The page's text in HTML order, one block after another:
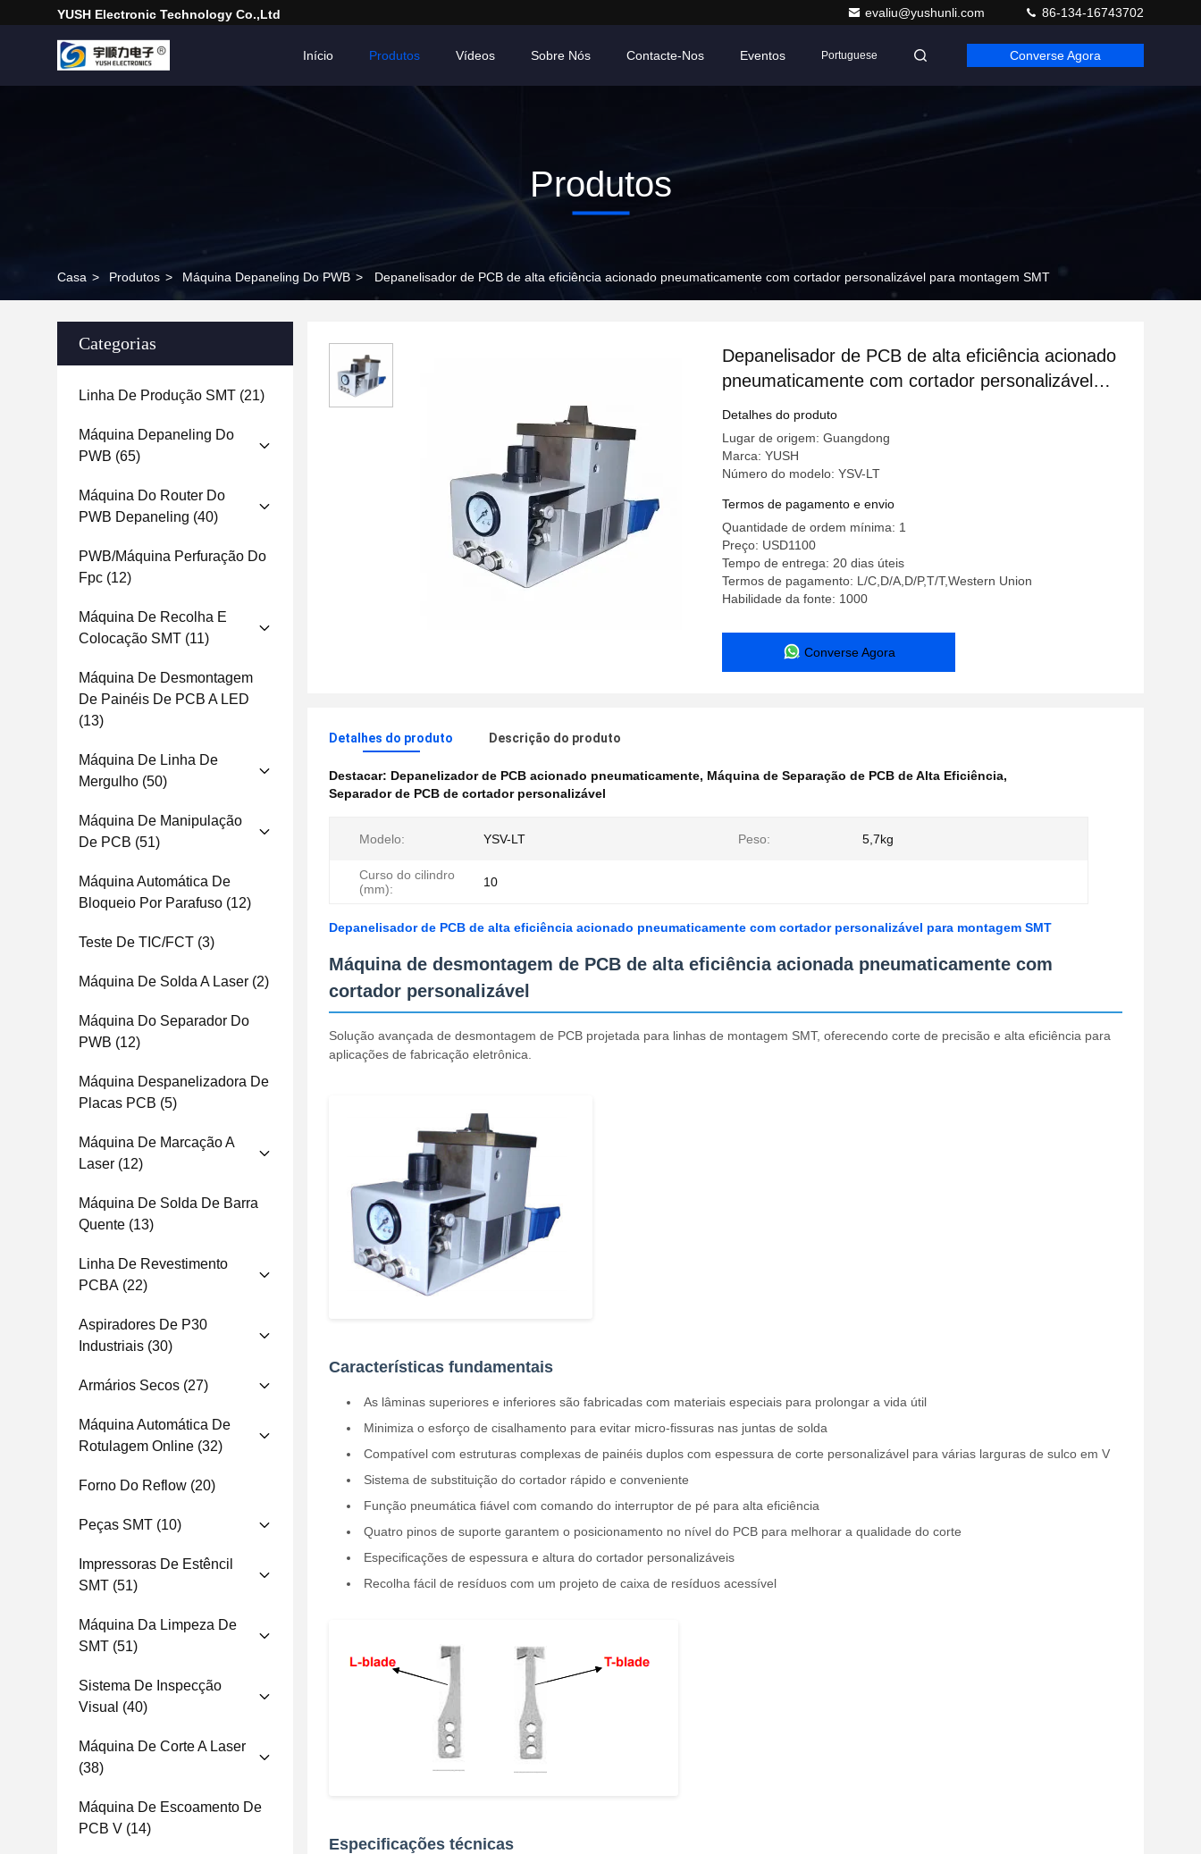
YUSH Electronic Technology Co.,Ltd evaliu@yushunli.com 86-134-16743702
Início Produtos Vídeos Sobre Nós Contacte-Nos Eventos Portuguese Converse Agora
Produtos
Casa > Produtos > Máquina Depaneling Do PWB > Depanelisador de PCB de alta eficiência acionado pneumaticamente com cortador personalizável para montagem SMT
Categorias
Linha De Produção SMT (21)
Máquina Depaneling Do
PWB (65)
Máquina Do Router Do
PWB Depaneling (40)
PWB/máquina Perfuração Do
Fpc (12)
Máquina De Recolha E
Colocação SMT (11)
Máquina De Desmontagem
De Painéis De PCB A LED
(13)
Máquina De Linha De
Mergulho (50)
Máquina De Manipulação
De PCB (51)
Máquina Automática De
Bloqueio Por Parafuso (12)
Teste De TIC/FCT (3)
Máquina De Solda A Laser (2)
Máquina Do Separador Do
PWB (12)
Máquina Despanelizadora De
Placas PCB (5)
Máquina De Marcação A
Laser (12)
Máquina De Solda De Barra
Quente (13)
Linha De Revestimento
PCBA (22)
Aspiradores De P30
Industriais (30)
Armários Secos (27)
Máquina Automática De
Rotulagem Online (32)
Forno Do Reflow (20)
Peças SMT (10)
Impressoras De Estêncil
SMT (51)
Máquina Da Limpeza De
SMT (51)
Sistema De Inspecção
Visual (40)
Máquina De Corte A Laser
(38)
Máquina De Escoamento De
PCB V (14)
Depanelisador de PCB de alta eficiência acionado
pneumaticamente com cortador personalizável
para montagem SMT
Detalhes do produto
Lugar de origem: Guangdong
Marca: YUSH
Número do modelo: YSV-LT
Termos de pagamento e envio
Quantidade de ordem mínima: 1
Preço: USD1100
Tempo de entrega: 20 dias úteis
Termos de pagamento: L/C,D/A,D/P,T/T,Western Union
Habilidade da fonte: 1000
Converse Agora
Detalhes do produto Descrição do produto
Destacar: Depanelizador de PCB acionado pneumaticamente, Máquina de Separação de PCB de Alta Eficiência,
Separador de PCB de cortador personalizável
Modelo: YSV-LT Peso: 5,7kg
Curso do cilindro
(mm):
10
Depanelisador de PCB de alta eficiência acionado pneumaticamente com cortador personalizável para montagem SMT
Máquina de desmontagem de PCB de alta eficiência acionada pneumaticamente com
cortador personalizável
Solução avançada de desmontagem de PCB projetada para linhas de montagem SMT, oferecendo corte de precisão e alta eficiência para
aplicações de fabricação eletrônica.
Características fundamentais
As lâminas superiores e inferiores são fabricadas com materiais especiais para prolongar a vida útil
Minimiza o esforço de cisalhamento para evitar micro-fissuras nas juntas de solda
Compatível com estruturas complexas de painéis duplos com espessura de corte personalizável para várias larguras de sulco em V
Sistema de substituição do cortador rápido e conveniente
Função pneumática fiável com comando do interruptor de pé para alta eficiência
Quatro pinos de suporte garantem o posicionamento no nível do PCB para melhorar a qualidade do corte
Especificações de espessura e altura do cortador personalizáveis
Recolha fácil de resíduos com um projeto de caixa de resíduos acessível
Especificações técnicas